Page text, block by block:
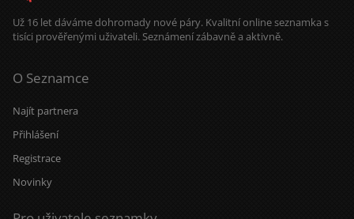
Už 16 let dáváme dohromady nové páry. Kvalitní online seznamka s
tisíci prověřenými uživateli. Seznámení zábavně a aktivně.
O Seznamce
Najít partnera
Přihlášení
Registrace
Novinky